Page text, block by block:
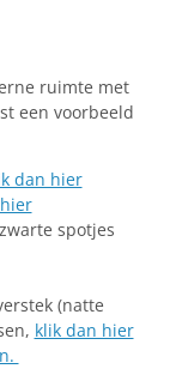
ruimte met
een voorbeeld
dan hier
spotjes
(natte
klik dan hier